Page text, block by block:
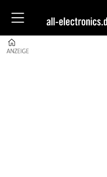
ANZEIGE
ANZEIGE